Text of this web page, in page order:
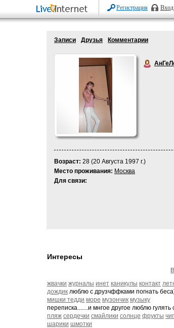
Регистрация Вход
Записи Друзья Комментарии
Возраст: 28 (20 Августа 1997 г.)
Место проживания: Москва
Для связи:
Интересы
жвачки журналы инет каникулы контакт
дождик люблю с друзчффками погнать
мишки тедди море музончик музыку
переписка.......и мнгое другое люблю гулять
пляж сердечки смайлики солнце фрукты
шарики шмотки